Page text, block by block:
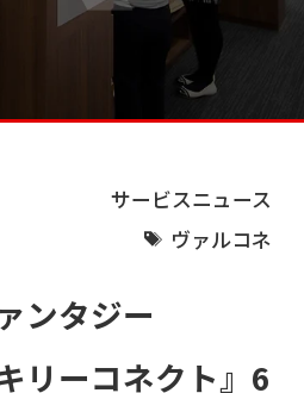
サービスニュース
ヴァルコネ
ンタジー
リーコネクト』6